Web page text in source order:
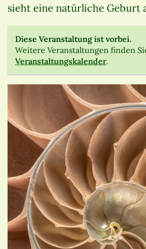
sieht eine natürliche Geburt
Diese Veranstaltung ist vorbei.
Weitere Veranstaltungen finden
Veranstaltungskalender.